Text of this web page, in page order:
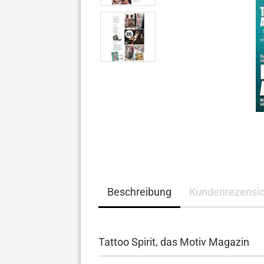
Beschreibung
Tattoo Spirit, das Motiv Magazin